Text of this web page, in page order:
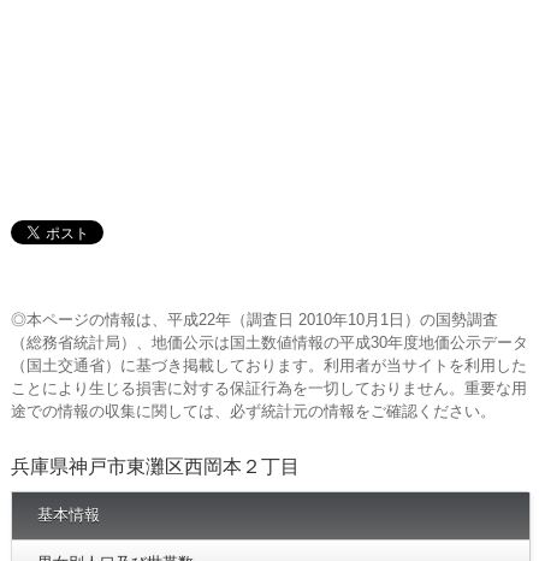
◎本ページの情報は、平成22年（調査日 2010年10月1日）の国勢調査
（総務省統計局）、地価公示は国土数値情報の平成30年度地価公示データ
（国土交通省）に基づき掲載しております。利用者が当サイトを利用した
ことにより生じる損害に対する保証行為を一切しておりません。重要な用
途での情報の収集に関しては、必ず統計元の情報をご確認ください。
兵庫県神戸市東灘区西岡本２丁目
基本情報